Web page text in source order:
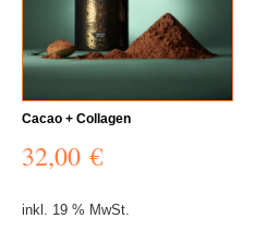
Cacao + Collagen
32,00 €
inkl. 19 % MwSt.